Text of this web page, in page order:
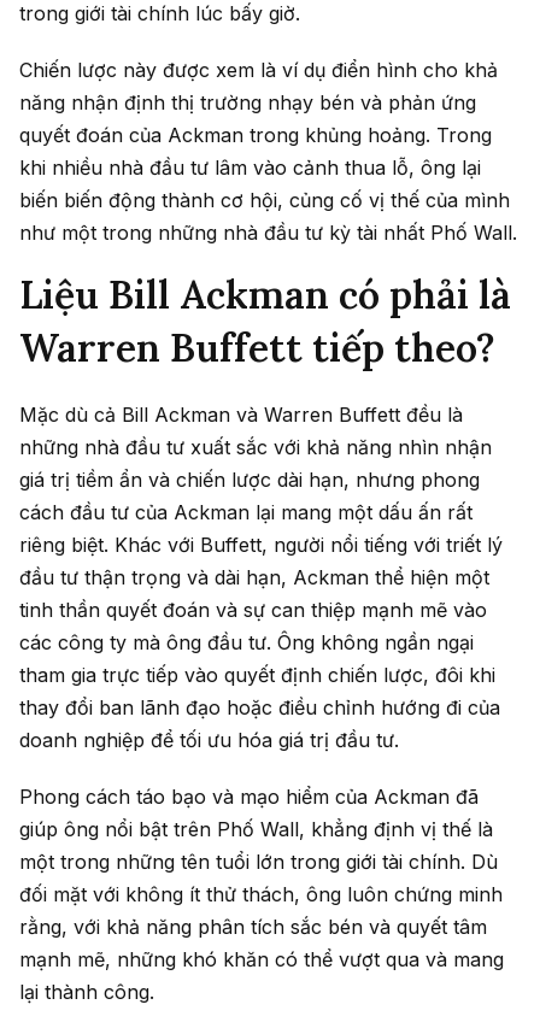
trong giới tài chính lúc bấy giờ.
Chiến lược này được xem là ví dụ điển hình cho khả
năng nhận định thị trường nhạy bén và phản ứng
quyết đoán của Ackman trong khủng hoảng. Trong
khi nhiều nhà đầu tư lâm vào cảnh thua lỗ, ông lại
biến biến động thành cơ hội, củng cố vị thế của mình
như một trong những nhà đầu tư kỳ tài nhất Phố Wall.
Liệu Bill Ackman có phải là
Warren Buffett tiếp theo?
Mặc dù cả Bill Ackman và Warren Buffett đều là
những nhà đầu tư xuất sắc với khả năng nhìn nhận
giá trị tiềm ẩn và chiến lược dài hạn, nhưng phong
cách đầu tư của Ackman lại mang một dấu ấn rất
riêng biệt. Khác với Buffett, người nổi tiếng với triết lý
đầu tư thận trọng và dài hạn, Ackman thể hiện một
tinh thần quyết đoán và sự can thiệp mạnh mẽ vào
các công ty mà ông đầu tư. Ông không ngần ngại
tham gia trực tiếp vào quyết định chiến lược, đôi khi
thay đổi ban lãnh đạo hoặc điều chỉnh hướng đi của
doanh nghiệp để tối ưu hóa giá trị đầu tư.
Phong cách táo bạo và mạo hiểm của Ackman đã
giúp ông nổi bật trên Phố Wall, khẳng định vị thế là
một trong những tên tuổi lớn trong giới tài chính. Dù
đối mặt với không ít thử thách, ông luôn chứng minh
rằng, với khả năng phân tích sắc bén và quyết tâm
mạnh mẽ, những khó khăn có thể vượt qua và mang
lại thành công.